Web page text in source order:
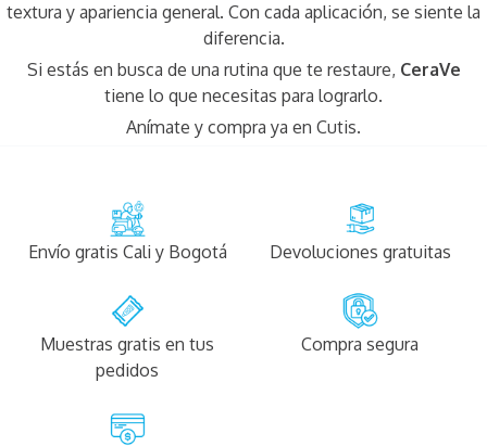
textura y apariencia general. Con cada aplicación, se siente la
diferencia.
Si estás en busca de una rutina que te restaure, CeraVe
tiene lo que necesitas para lograrlo.
Anímate y compra ya en Cutis.
Envío gratis Cali y Bogotá Devoluciones gratuitas
Muestras gratis en tus
pedidos
Compra segura